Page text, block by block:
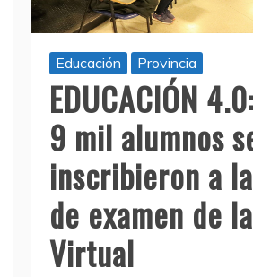
Educación Provincia
EDUCACIÓN
9 mil alumnos
inscribieron a
de examen de
Virtual